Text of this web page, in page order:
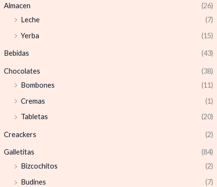
Almacen
(26)
Leche
(7)
Yerba
(15)
Bebidas (43)
Chocolates
(38)
Bombones
(11)
Cremas
(1)
Tabletas
(20)
Creackers (2)
Galletitas
(84)
Bizcochitos
(2)
Budines
(7)